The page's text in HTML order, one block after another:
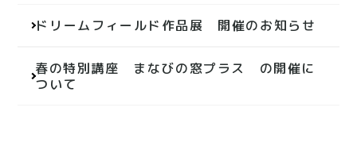
ビ
ドリームフィールド作品展 開催のお知らせ
春の特別講座 まなびの窓プラス の開催に
ついて